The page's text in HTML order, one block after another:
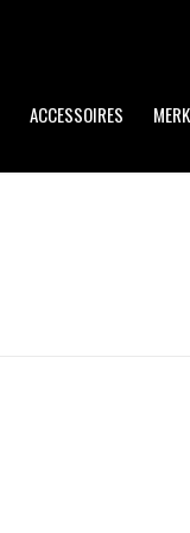
ACCESSOIRES